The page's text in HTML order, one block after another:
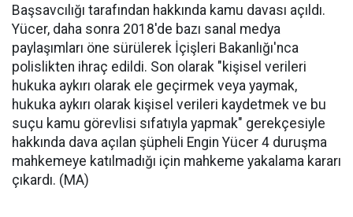
Başsavcılığı tarafından hakkında kamu davası açıldı.
Yücer, daha sonra 2018'de bazı sanal medya
paylaşımları öne sürülerek İçişleri Bakanlığı'nca
polislikten ihraç edildi. Son olarak "kişisel verileri
hukuka aykırı olarak ele geçirmek veya yaymak,
hukuka aykırı olarak kişisel verileri kaydetmek ve bu
suçu kamu görevlisi sıfatıyla yapmak" gerekçesiyle
hakkında dava açılan şüpheli Engin Yücer 4 duruşma
mahkemeye katılmadığı için mahkeme yakalama kararı
çıkardı. (MA)